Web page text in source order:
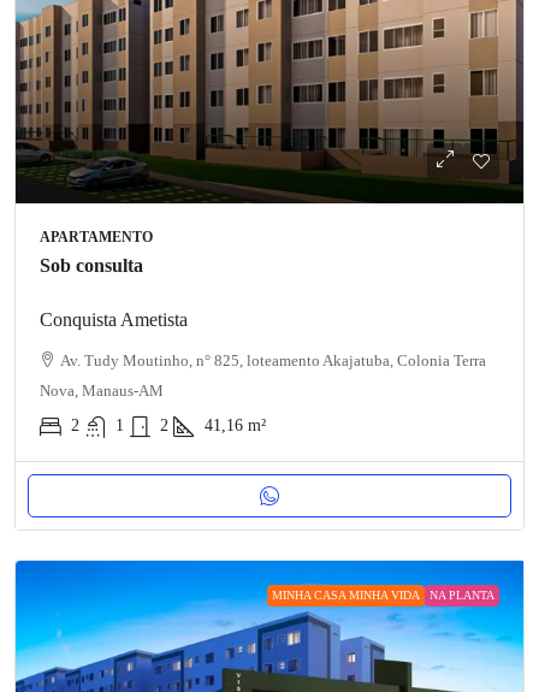
APARTAMENTO
Sob consulta
Conquista Ametista
Av. Tudy Moutinho, n° 825, loteamento Akajatuba, Colonia Terra
Nova, Manaus-AM
2
1 2 41,16 m²
MINHA CASA MINHA VIDA NA PLANTA